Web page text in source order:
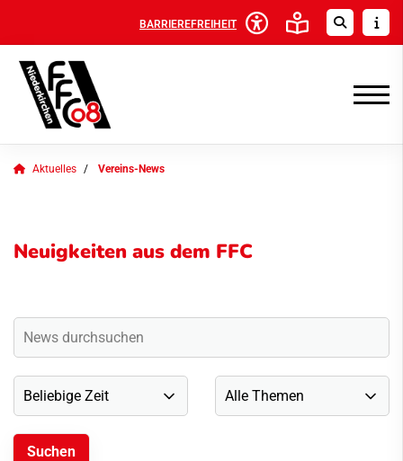
BARRIEREFREIHEIT
Aktuelles Vereins-News
Neuigkeiten aus dem FFC